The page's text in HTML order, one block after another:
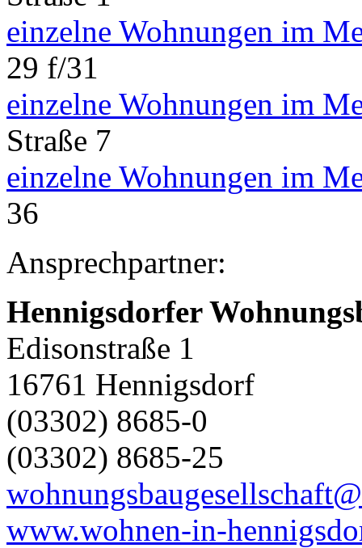
einzelne Wohnungen im
29 f/31
einzelne Wohnungen im
Straße 7
einzelne Wohnungen im
36
Ansprechpartner:
Hennigsdorfer
Edisonstraße 1
16761 Hennigsdorf
(03302) 8685-0
(03302) 8685-25
www.wohnen-in-